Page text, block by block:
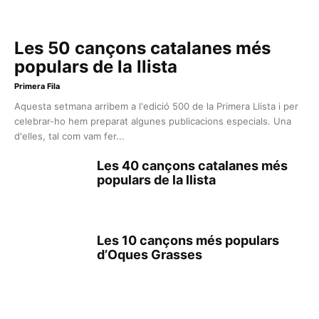
Les 50 cançons catalanes més
populars de la llista
Primera Fila
Aquesta setmana arribem a l'edició 500 de la Primera Llista i per
celebrar-ho hem preparat algunes publicacions especials. Una
d'elles, tal com vam fer...
Les 40 cançons catalanes més
populars de la llista
Les 10 cançons més populars
d’Oques Grasses